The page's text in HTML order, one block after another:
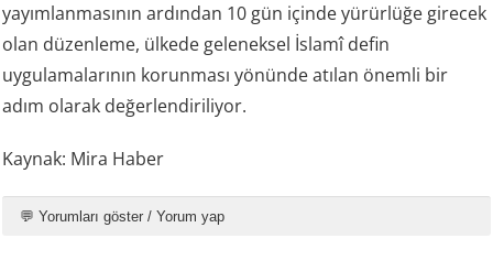
yayımlanmasının ardından 10 gün içinde yürürlüğe girecek
olan düzenleme, ülkede geleneksel İslamî defin
uygulamalarının korunması yönünde atılan önemli bir
adım olarak değerlendiriliyor.
Kaynak: Mira Haber
💬 Yorumları göster / Yorum yap